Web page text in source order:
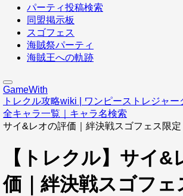
パーティ投稿検索
同盟掲示板
スゴフェス
海賊祭パーティ
海賊王への軌跡
GameWith
トレクル攻略wiki | ワンピーストレジャー
全キャラ一覧｜キャラ名検索
サイ&レオの評価｜絆決戦スゴフェス限定
【トレクル】サイ&
価｜絆決戦スゴフェ